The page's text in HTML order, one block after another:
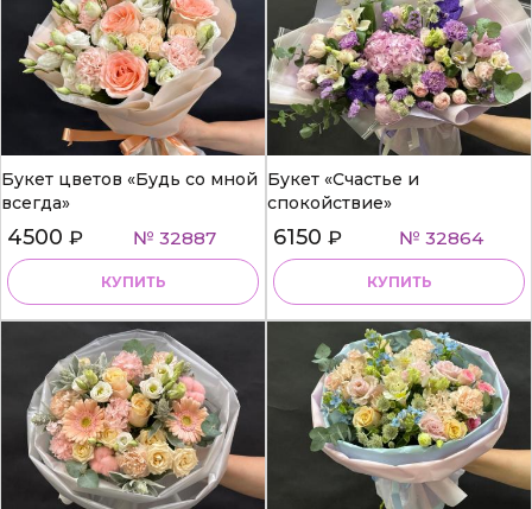
Букет цветов «Будь со мной
всегда»
4500 ₽ № 32887
КУПИТЬ
Букет «Счастье и
спокойствие»
6150 ₽ № 32864
КУПИТЬ